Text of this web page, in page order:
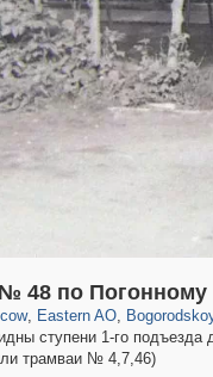
48 по Погонному
29,243
, Eastern AO
306
,
1,033
ступени 1-го
трамваи № 4,7,46)